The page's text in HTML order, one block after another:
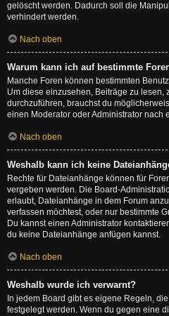
gelöscht werden. Dadurch soll die
verhindert werden.
Nach oben
Warum kann ich auf bestimmte
Manche Foren können bestimmten
Um diese einzusehen, Beiträge zu lesen,
durchzuführen, brauchst du
einen Moderator oder Administrator nach
Nach oben
Weshalb kann ich keine
Rechte für Dateianhänge können für
vergeben werden. Die Board-
erlaubt, Dateianhänge in dem Forum
verfassen möchtest, oder nur bestimmte
Du kannst einen Administrator
du keine Dateianhänge anfügen kannst.
Nach oben
Weshalb wurde ich verwarnt?
In jedem Board gibt es eigene Regeln,
festgelegt werden. Wenn du gegen eine